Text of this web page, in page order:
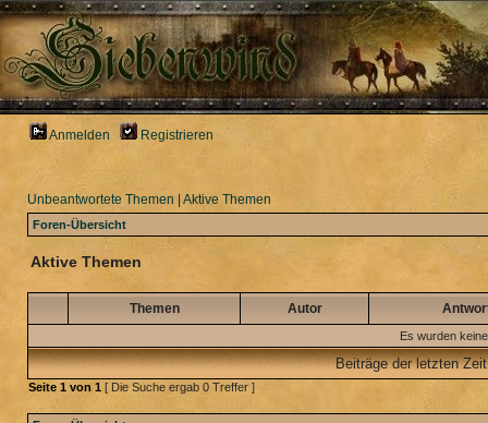
Anmelden Registrieren
Unbeantwortete Themen Aktive Themen
Foren-Übersicht
Aktive Themen
Themen Autor
Es wurden
Beiträge der letzten
Seite 1 von 1 [ Die Suche ergab 0 Treffer ]